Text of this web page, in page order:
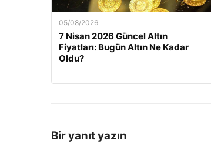
05/08/2026
7 Nisan 2026 Güncel Altın
Fiyatları: Bugün Altın Ne Kadar
Oldu?
Bir yanıt yazın